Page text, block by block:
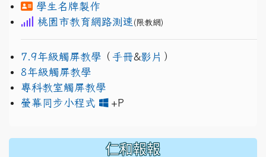
學生名牌製作
桃園市教育網路測速 (限教網)
7.9年級觸屏教學 （ 手冊&影片 ）
8年級觸屏教學
專科教室觸屏教學
螢幕同步小程式
+P
仁和報報